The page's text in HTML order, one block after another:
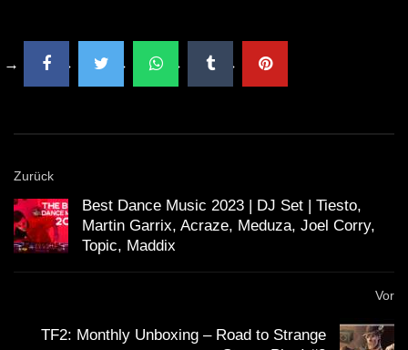
Zurück
Best Dance Music 2023 | DJ Set | Tiesto,
Martin Garrix, Acraze, Meduza, Joel Corry,
Topic, Maddix
Vor
TF2: Monthly Unboxing – Road to Strange